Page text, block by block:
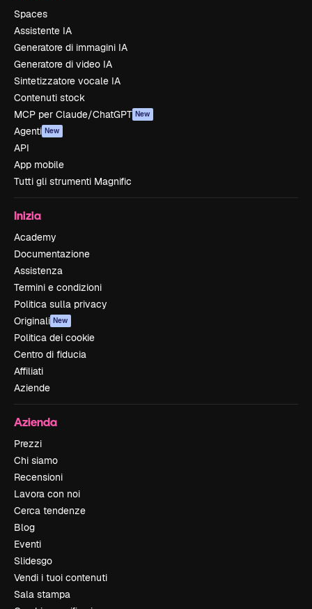
Spaces
Assistente IA
Generatore di immagini IA
Generatore di video IA
Sintetizzatore vocale IA
Contenuti stock
MCP per Claude/ChatGPT New
Agenti New
API
App mobile
Tutti gli strumenti Magnific
Inizia
Academy
Documentazione
Assistenza
Termini e condizioni
Politica sulla privacy
Originali New
Politica dei cookie
Centro di fiducia
Affiliati
Aziende
Azienda
Prezzi
Chi siamo
Recensioni
Lavora con noi
Cerca tendenze
Blog
Eventi
Slidesgo
Vendi i tuoi contenuti
Sala stampa